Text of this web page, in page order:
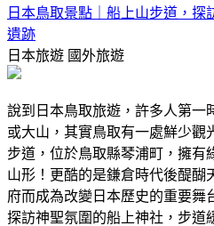
日本鳥取景點｜船上山步道，探
遺跡
日本旅遊 國外旅遊
說到日本鳥取旅遊，許多人第一
或大山，其實鳥取有一處鮮少觀
步道，位於鳥取縣琴浦町，擁有
山形！更酷的是鎌倉時代後醍醐
府而成為改變日本歷史的重要舞
探訪神聖氛圍的船上神社，步道